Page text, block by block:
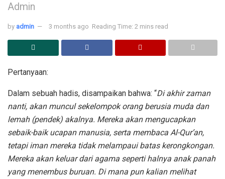
Admin
by admin 3 months ago Reading Time: 2 mins read
Pertanyaan:
Dalam sebuah hadis, disampaikan bahwa: “Di akhir zaman
nanti, akan muncul sekelompok orang berusia muda dan
lemah (pendek) akalnya. Mereka akan mengucapkan
sebaik-baik ucapan manusia, serta membaca Al-Qur’an,
tetapi iman mereka tidak melampaui batas kerongkongan.
Mereka akan keluar dari agama seperti halnya anak panah
yang menembus buruan. Di mana pun kalian melihat